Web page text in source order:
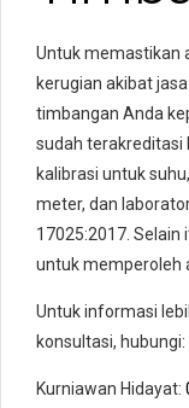
Untuk memastikan
kerugian akibat
timbangan Anda
sudah terakreditasi
kalibrasi untuk
meter, dan
17025:2017.
untuk memperoleh
Untuk informasi
konsultasi, hubungi:
Kurniawan Hidayat: